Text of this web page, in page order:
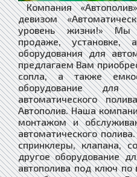
Компания
девизом
уровень жизни!» Мы
продаже, установке,
оборудования для
предлагаем Вам
сопла, а также
оборудование для
автоматического
Автополив. Наша
монтажом и
автоматического
спринклеры, клапана,
другое оборудование
автополива под ключ по